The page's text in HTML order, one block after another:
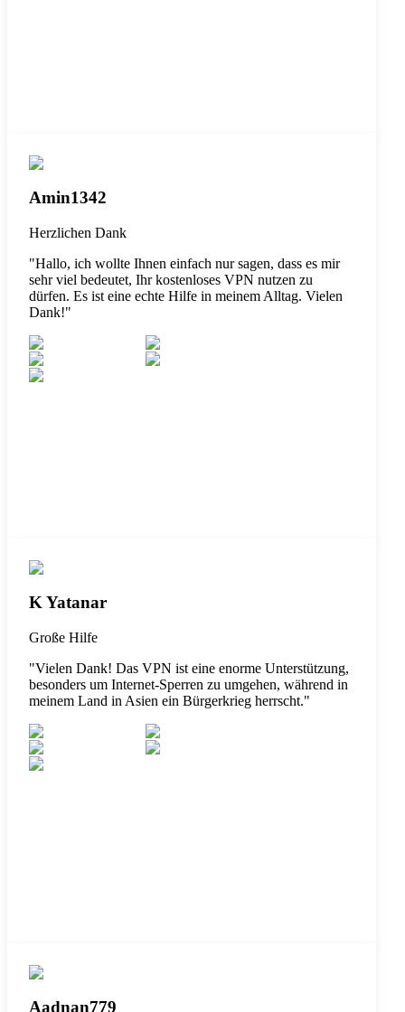
Amin1342
Herzlichen Dank
"Hallo, ich wollte Ihnen einfach nur sagen, dass es mir
sehr viel bedeutet, Ihr kostenloses VPN nutzen zu
dürfen. Es ist eine echte Hilfe in meinem Alltag. Vielen
Dank!"
K Yatanar
Große Hilfe
"Vielen Dank! Das VPN ist eine enorme Unterstützung,
besonders um Internet-Sperren zu umgehen, während in
meinem Land in Asien ein Bürgerkrieg herrscht."
Aadnan779